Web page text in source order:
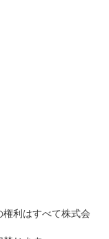
利はすべて株式会